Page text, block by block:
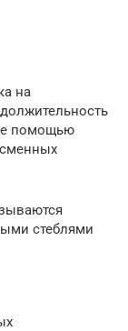
на
помощью
стеблями